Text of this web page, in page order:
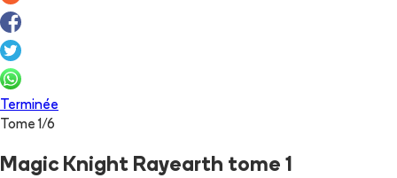
Terminée
Tome1/6
Magic Knight Rayearth tome 1